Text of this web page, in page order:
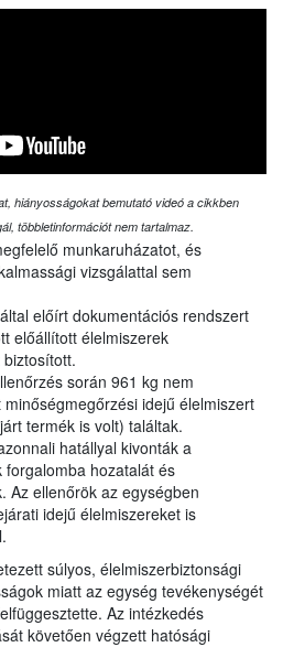
hiányosságokat bemutató videó a cikkben
többletinformációt nem tartalmaz.
munkaruházatot, és
vizsgálattal sem
előírt dokumentációs rendszert
előállított élelmiszerek
során 961 kg nem
idejű élelmiszert
termék is volt) találtak.
hatállyal kivonták a
hozatalát és
Az ellenőrök az egységben
idejű élelmiszereket is
súlyos, élelmiszerbiztonsági
miatt az egység tevékenységét
Az intézkedés
követően végzett hatósági